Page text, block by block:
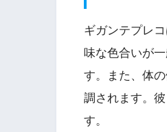
ギガンテプレ
味な色合いが
す。また、体
調されます。
す。